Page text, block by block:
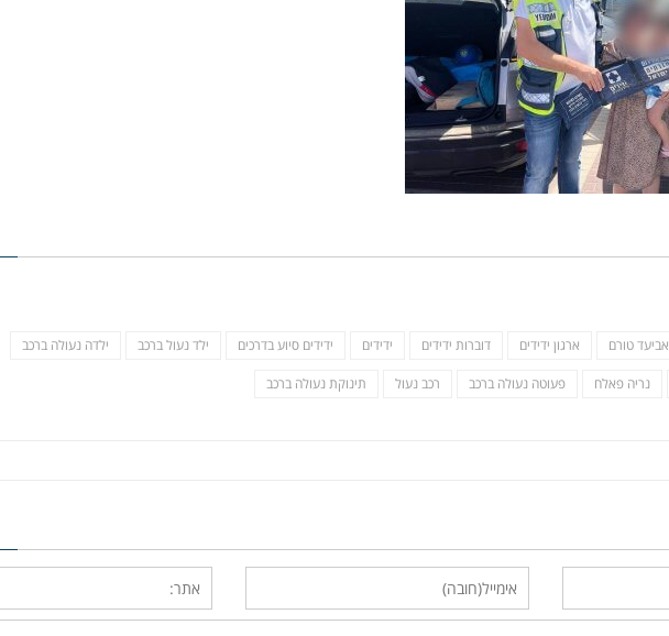
אביעד טורם ארגון ידידים דוברות ידידים ידידים ידידים סיוע בדרכים ילד נעול ברכב ילדה נעולה ברכב
נריה פאלח פעוטה נעולה ברכב רכב נעול תינוקת נעולה ברכב